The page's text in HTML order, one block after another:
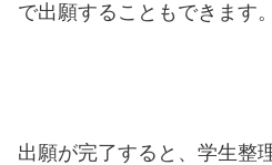
で出願することもできます。
出願が完了すると、学生整